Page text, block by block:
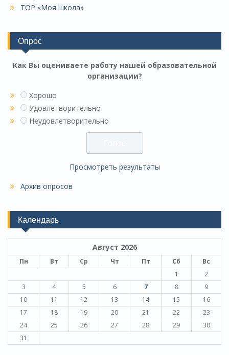
ТОР «Моя школа»
Опрос
Как Вы оцениваете работу нашей образовательной
организации?
Хорошо
Удовлетворительно
Неудовлетворительно
Просмотреть результаты
Архив опросов
Календарь
Август 2026
Пн Вт Ср Чт Пт Сб
Вс
1
2
3
4 5 6 7 8
9
10
11 12 13 14 15
16
17
18 19 20 21 22
23
24
25 26 27 28 29
30
31